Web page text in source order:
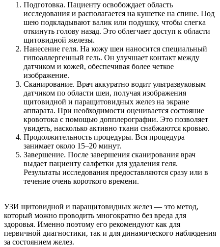
Подготовка. Пациенту освобождает область
исследования и располагается на кушетке на спине. Под
шею подкладывают валик или подушку, чтобы слегка
откинуть голову назад. Это облегчает доступ к области
щитовидной железы.
Нанесение геля. На кожу шеи наносится специальный
гипоаллергенный гель. Он улучшает контакт между
датчиком и кожей, обеспечивая более четкое
изображение.
Сканирование. Врач аккуратно водит ультразвуковым
датчиком по области шеи, получая изображения
щитовидной и паращитовидных желез на экране
аппарата. При необходимости оценивается состояние
кровотока с помощью допплерографии. Это позволяет
увидеть, насколько активно ткани снабжаются кровью.
Продолжительность процедуры. Вся процедура
занимает около 15–20 минут.
Завершение. После завершения сканирования врач
выдает пациенту салфетки для удаления геля.
Результаты исследования предоставляются сразу или в
течение очень короткого времени.
УЗИ щитовидной и паращитовидных желез — это метод,
который можно проводить многократно без вреда для
здоровья. Именно поэтому его рекомендуют как для
первичной диагностики, так и для динамического наблюдения
за состоянием желез.